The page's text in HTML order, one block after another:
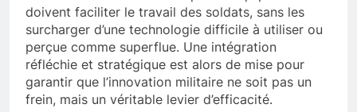
L’accent est mis sur le fait que les équipements
doivent faciliter le travail des soldats, sans les
surcharger d’une technologie difficile à utiliser ou
perçue comme superflue. Une intégration
réfléchie et stratégique est alors de mise pour
garantir que l’innovation militaire ne soit pas un